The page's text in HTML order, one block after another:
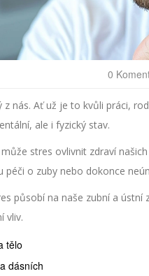
0
z nás. Ať už je to kvůli práci,
ale i fyzický stav.
stres ovlivnit zdraví
péči o zuby nebo dokonce
působí na naše zubní a
vliv.
tělo
dásních